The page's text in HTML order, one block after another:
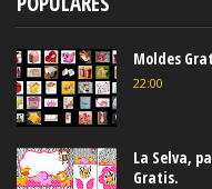
Moldes
22:00
La Selva,
Gratis.